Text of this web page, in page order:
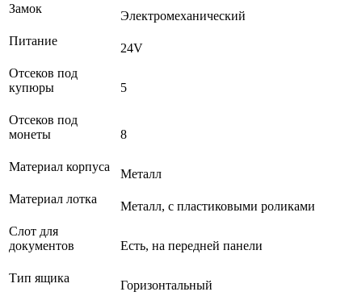
Замок
Электромеханический
Питание
24V
Отсеков под
купюры
5
Отсеков под
монеты
8
Материал корпуса
Металл
Материал лотка
Металл, с пластиковыми роликами
Слот для
документов
Есть, на передней панели
Тип ящика
Горизонтальный